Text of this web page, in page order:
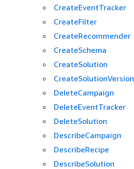
CreateEventTracker
CreateFilter
CreateRecommender
CreateSchema
CreateSolution
CreateSolutionVersion
DeleteCampaign
DeleteEventTracker
DeleteSolution
DescribeCampaign
DescribeRecipe
DescribeSolution